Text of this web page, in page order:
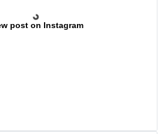
post on Instagram